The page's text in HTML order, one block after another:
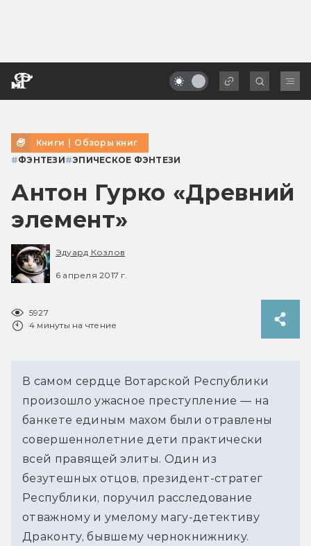
Книги | Обзоры книг
#ФЭНТЕЗИ#ЭПИЧЕСКОЕ ФЭНТЕЗИ
Антон Гурко «Древний
элемент»
Эдуард Козлов
6 апреля 2017 г.
5927
4 минуты на чтение
В самом сердце Вотарской Республики
произошло ужасное преступление — на
банкете единым махом были отравлены
совершеннолетние дети практически
всей правящей элиты. Один из
безутешных отцов, президент-стратег
Республики, поручил расследование
отважному и умелому магу-детективу
Драконту, бывшему чернокнижнику.